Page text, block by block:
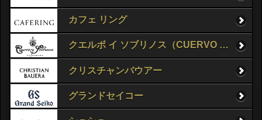
カフェ リング
クエルボ イ ソブリノス（CUERVO Y SOBRINOS）
クリスチャンバウアー
グランドセイコー